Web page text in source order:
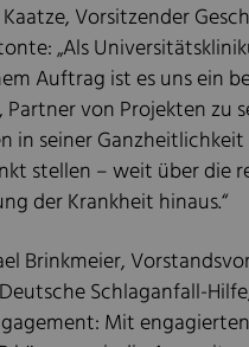
Vorsitzender
„Als
Auftrag ist es uns ein
Partner von Projekten zu
in seiner
stellen – weit über die
der Krankheit hinaus.“
Brinkmeier,
Schlaganfall-
Mit